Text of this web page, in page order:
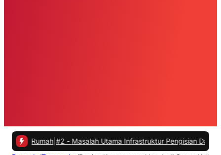
|#2 -Masalah Utama Infrastruktur Pengisian Daya untuk